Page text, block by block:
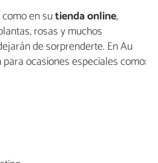
en sutienda online,
rosas y muchos
de sorprenderte. En Au
ocasiones especiales como: